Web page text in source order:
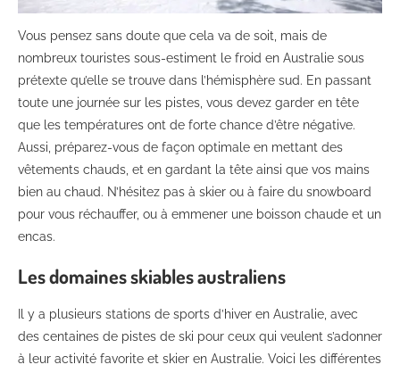
Vous pensez sans doute que cela va de soit, mais de
nombreux touristes sous-estiment le froid en Australie sous
prétexte qu’elle se trouve dans l’hémisphère sud. En passant
toute une journée sur les pistes, vous devez garder en tête
que les températures ont de forte chance d’être négative.
Aussi, préparez-vous de façon optimale en mettant des
vêtements chauds, et en gardant la tête ainsi que vos mains
bien au chaud. N’hésitez pas à skier ou à faire du snowboard
pour vous réchauffer, ou à emmener une boisson chaude et un
encas.
Les domaines skiables australiens
Il y a plusieurs stations de sports d’hiver en Australie, avec
des centaines de pistes de ski pour ceux qui veulent s’adonner
à leur activité favorite et skier en Australie. Voici les différentes